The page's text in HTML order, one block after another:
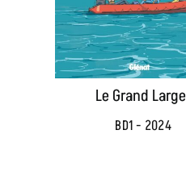
Le Grand Large
BD1 - 2024